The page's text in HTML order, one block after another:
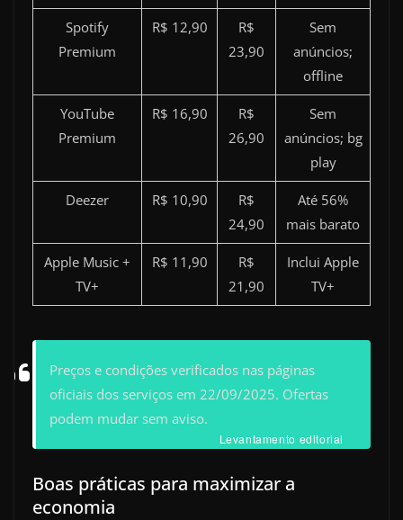
Spotify
Premium
R$ 12,90
R$
23,90
Sem
anúncios;
offline
YouTube
Premium
R$ 16,90
R$
26,90
Sem
anúncios; bg
play
Deezer R$ 10,90
R$
24,90
Até 56%
mais barato
Apple Music +
TV+
R$ 11,90
R$
21,90
Inclui Apple
TV+
Preços e condições verificados nas páginas
oficiais dos serviços em 22/09/2025. Ofertas
podem mudar sem aviso.
Levantamento editorial
Boas práticas para maximizar a
economia